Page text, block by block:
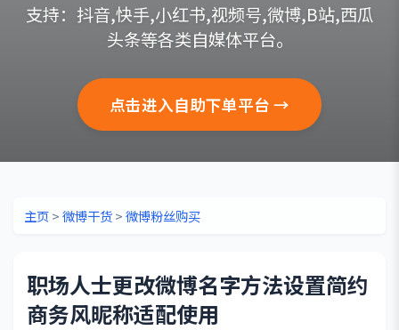
支持：抖音,快手,小红书,视频号,微博,B站,西瓜
头条等各类自媒体平台。
点击进入自助下单平台 →
主页>微博干货>微博粉丝购买
职场人士更改微博名字方法设置简约
商务风昵称适配使用